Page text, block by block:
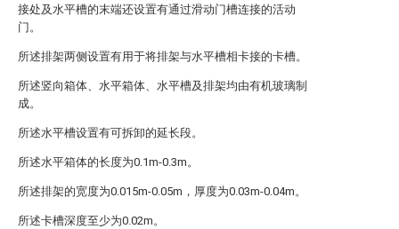
接处及水平槽的末端还设置有通过滑动门槽连接的活动
门。
所述排架两侧设置有用于将排架与水平槽相卡接的卡槽。
所述竖向箱体、水平箱体、水平槽及排架均由有机玻璃制
成。
所述水平槽设置有可拆卸的延长段。
所述水平箱体的长度为0.1m-0.3m。
所述排架的宽度为0.015m-0.05m，厚度为0.03m-0.04m。
所述卡槽深度至少为0.02m。